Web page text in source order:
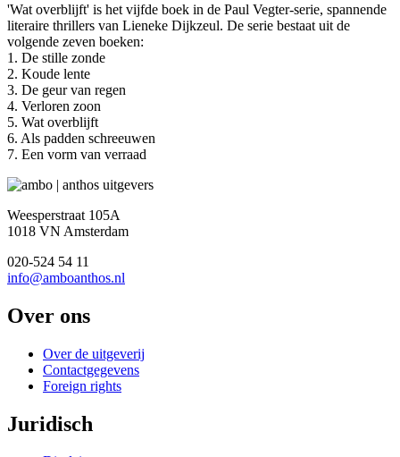
'Wat overblijft' is het vijfde boek in de Paul Vegter-serie, spannende
literaire thrillers van Lieneke Dijkzeul. De serie bestaat uit de
volgende zeven boeken:
1. De stille zonde
2. Koude lente
3. De geur van regen
4. Verloren zoon
5. Wat overblijft
6. Als padden schreeuwen
7. Een vorm van verraad
Weesperstraat 105A
1018 VN Amsterdam
020-524 54 11
info@amboanthos.nl
Over ons
Over de uitgeverij
Contactgegevens
Foreign rights
Juridisch